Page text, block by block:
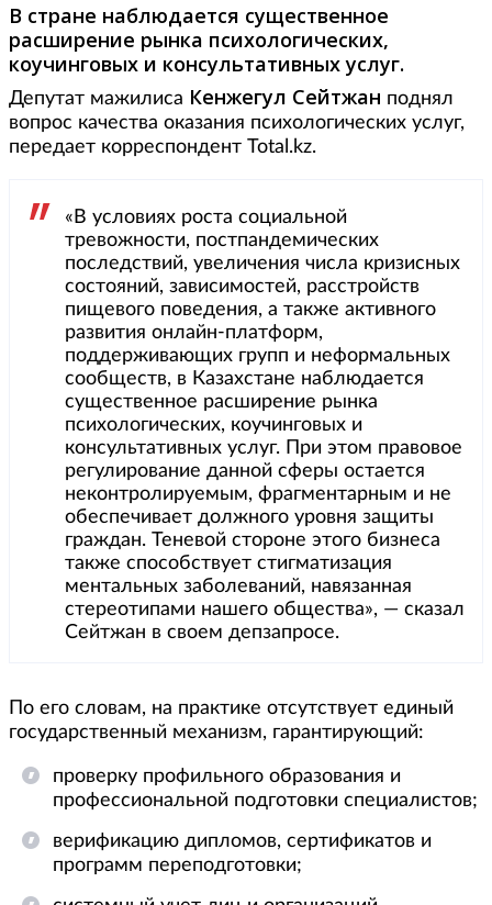
В стране наблюдается существенное
расширение рынка психологических,
коучинговых и консультативных услуг.
Депутат мажилиса Кенжегул Сейтжан поднял
вопрос качества оказания психологических услуг,
передает корреспондент Total.kz.
«В условиях роста социальной
тревожности, постпандемических
последствий, увеличения числа кризисных
состояний, зависимостей, расстройств
пищевого поведения, а также активного
развития онлайн-платформ,
поддерживающих групп и неформальных
сообществ, в Казахстане наблюдается
существенное расширение рынка
психологических, коучинговых и
консультативных услуг. При этом правовое
регулирование данной сферы остается
неконтролируемым, фрагментарным и не
обеспечивает должного уровня защиты
граждан. Теневой стороне этого бизнеса
также способствует стигматизация
ментальных заболеваний, навязанная
стереотипами нашего общества», — сказал
Сейтжан в своем депзапросе.
По его словам, на практике отсутствует единый
государственный механизм, гарантирующий:
проверку профильного образования и
профессиональной подготовки специалистов;
верификацию дипломов, сертификатов и
программ переподготовки;